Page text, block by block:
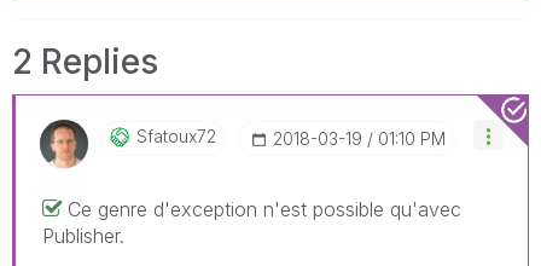
2 Replies
Sfatoux72 ‎2018-03-19 01:10 PM
Ce genre d'exception n'est possible qu'avec
Publisher.